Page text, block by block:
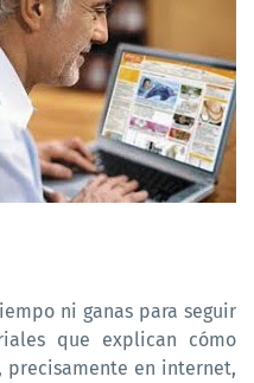
ni ganas para seguir
que explican cómo
en internet,